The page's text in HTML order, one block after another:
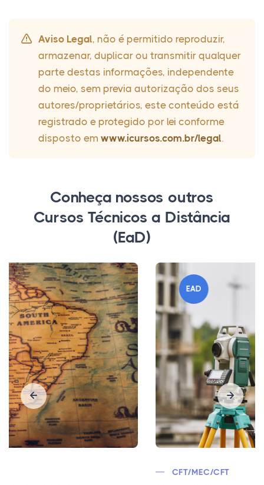
Aviso Legal, não é permitido reproduzir,
armazenar, duplicar ou transmitir qualquer
parte destas informações, independente
do meio, sem previa autorização dos seus
autores/proprietários, este conteúdo está
registrado e protegido por lei conforme
disposto em www.icursos.com.br/legal.
Conheça nossos outros
Cursos Técnicos a Distância
(EaD)
EAD